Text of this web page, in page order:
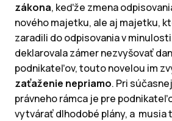
zákona, keďže zmena
nového majetku, ale aj majetku,
zaradili do odpisovania v
deklarovala zámer nezvyšovať
podnikateľov, touto novelou im
zaťaženie nepriamo. Pri
právneho rámca je pre
vytvárať dlhodobé plány, a musia